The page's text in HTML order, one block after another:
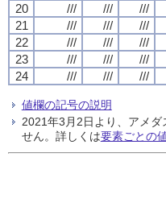
20
/// /// ///
21
/// /// ///
22
/// /// ///
23
/// /// ///
24
/// /// ///
値欄の記号の説明
2021年3月2日より、アメ
せん。詳しくは要素ごとの